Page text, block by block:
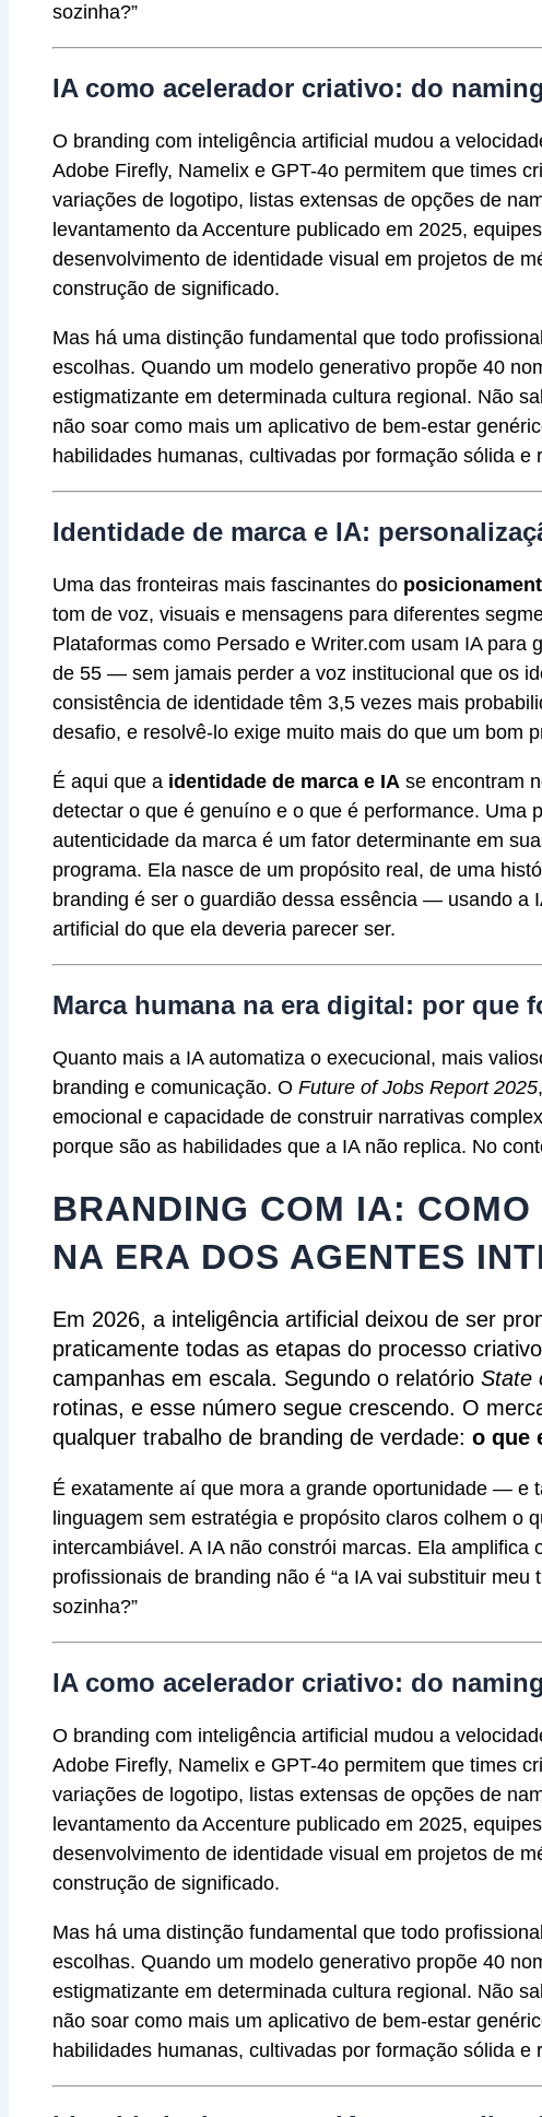
sozinha?”
IA como acelerador criativo: do
O branding com inteligência artificial mudou a
Adobe Firefly, Namelix e GPT-4o permitem que times
variações de logotipo, listas extensas de opções de
levantamento da Accenture publicado em 2025,
desenvolvimento de identidade visual em projetos de
construção de significado.
Mas há uma distinção fundamental que todo
escolhas. Quando um modelo generativo propõe 40
estigmatizante em determinada cultura regional. Não
não soar como mais um aplicativo de bem-estar
habilidades humanas, cultivadas por formação sólida
Identidade de marca e IA:
Uma das fronteiras mais fascinantes do
tom de voz, visuais e mensagens para diferentes
Plataformas como Persado e Writer.com usam IA
de 55 — sem jamais perder a voz institucional que os
consistência de identidade têm 3,5 vezes mais
desafio, e resolvê-lo exige muito mais do que um bom
É aqui que a identidade de marca e IA se encontram
detectar o que é genuíno e o que é performance. Uma
autenticidade da marca é um fator determinante em
programa. Ela nasce de um propósito real, de uma
branding é ser o guardião dessa essência — usando a
artificial do que ela deveria parecer ser.
Marca humana na era digital: por que
Quanto mais a IA automatiza o execucional, mais
branding e comunicação. O Future of Jobs Report 2025
emocional e capacidade de construir narrativas
porque são as habilidades que a IA não replica. No
BRANDING COM IA:
NA ERA DOS AGENTES
Em 2026, a inteligência artificial deixou de ser
praticamente todas as etapas do processo
campanhas em escala. Segundo o relatório State
rotinas, e esse número segue crescendo. O
qualquer trabalho de branding de verdade: o que
É exatamente aí que mora a grande oportunidade — e
linguagem sem estratégia e propósito claros colhem o
intercambiável. A IA não constrói marcas. Ela
profissionais de branding não é “a IA vai substituir
sozinha?”
IA como acelerador criativo: do
O branding com inteligência artificial mudou a
Adobe Firefly, Namelix e GPT-4o permitem que times
variações de logotipo, listas extensas de opções de
levantamento da Accenture publicado em 2025,
desenvolvimento de identidade visual em projetos de
construção de significado.
Mas há uma distinção fundamental que todo
escolhas. Quando um modelo generativo propõe 40
estigmatizante em determinada cultura regional. Não
não soar como mais um aplicativo de bem-estar
habilidades humanas, cultivadas por formação sólida